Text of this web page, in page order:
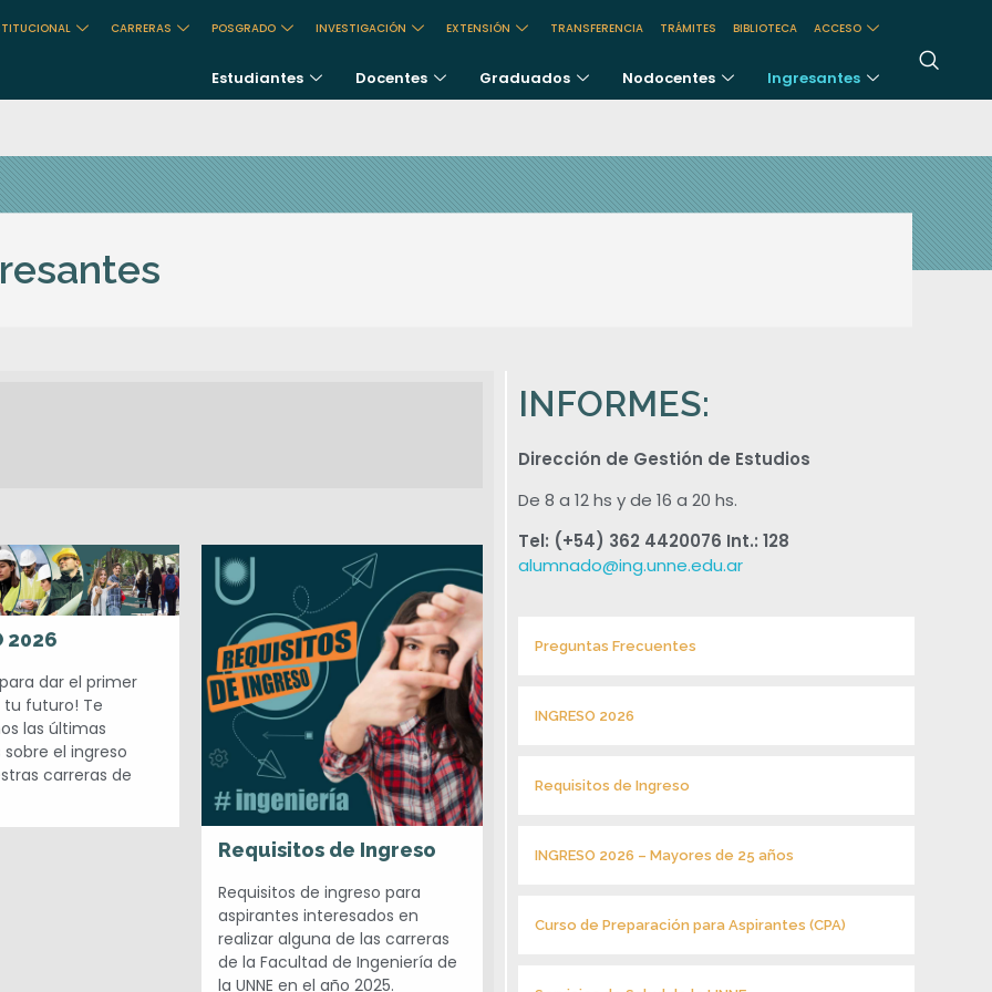
CARRERAS POSGRADO INVESTIGACIÓN EXTENSIÓN TRANSFERENCIA TRÁMITES BIBLIOTECA ACCESO
Estudiantes Docentes Graduados Nodocentes Ingresantes
2026
dar el primer
tu futuro! Te
las últimas
el ingreso
carreras de
Requisitos de Ingreso
Requisitos de ingreso para
aspirantes interesados en
realizar alguna de las carreras
de la Facultad de Ingeniería de
la UNNE en el año 2025.
INFORMES:
Dirección de Gestión de Estudios
De 8 a 12 hs y de 16 a 20 hs.
Tel: (+54) 362 4420076 Int.: 128
alumnado@ing.unne.edu.ar
Preguntas Frecuentes
INGRESO 2026
Requisitos de Ingreso
INGRESO 2026 – Mayores de 25 años
Curso de Preparación para Aspirantes (CPA)